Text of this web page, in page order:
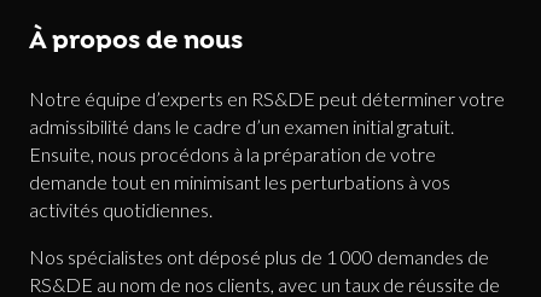
À propos de nous
Notre équipe d’experts en RS&DE peut déterminer votre
admissibilité dans le cadre d’un examen initial gratuit.
Ensuite, nous procédons à la préparation de votre
demande tout en minimisant les perturbations à vos
activités quotidiennes.
Nos spécialistes ont déposé plus de 1 000 demandes de
RS&DE au nom de nos clients, avec un taux de réussite de